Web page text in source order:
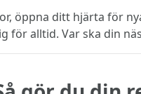
öppna ditt hjärta för
för alltid. Var ska din